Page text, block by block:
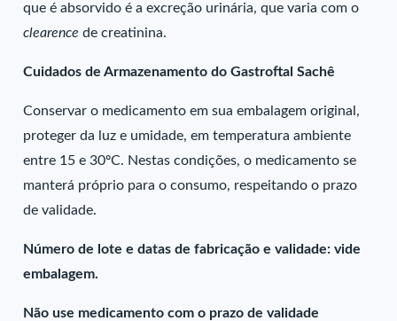
que é absorvido é a excreção urinária, que varia com o
clearencede creatinina.
Cuidados de Armazenamento do Gastroftal Sachê
Conservar o medicamento em sua embalagem original,
proteger da luz e umidade, em temperatura ambiente
entre 15 e 30ºC. Nestas condições, o medicamento se
manterá próprio para o consumo, respeitando o prazo
de validade.
Número de lote e datas de fabricação e validade: vide
embalagem.
Não use medicamento com o prazo de validade